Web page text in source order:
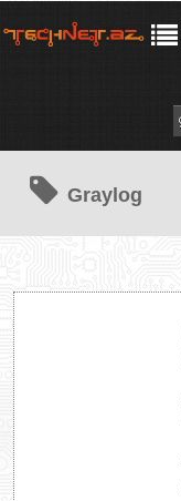
Graylog